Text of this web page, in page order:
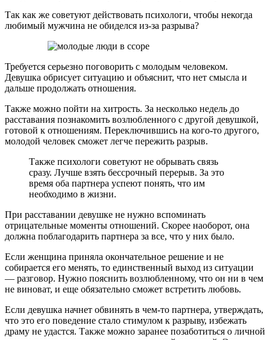
Так как же советуют действовать психологи, чтобы некогда
любимый мужчина не обиделся из-за разрыва?
Требуется серьезно поговорить с молодым человеком.
Девушка обрисует ситуацию и объяснит, что нет смысла и
дальше продолжать отношения.
Также можно пойти на хитрость. За несколько недель до
расставания познакомить возлюбленного с другой девушкой,
готовой к отношениям. Переключившись на кого-то другого,
молодой человек сможет легче пережить разрыв.
Также психологи советуют не обрывать связь
сразу. Лучше взять бессрочный перерыв. За это
время оба партнера успеют понять, что им
необходимо в жизни.
При расставании девушке не нужно вспоминать
отрицательные моменты отношений. Скорее наоборот, она
должна поблагодарить партнера за все, что у них было.
Если женщина приняла окончательное решение и не
собирается его менять, то единственный выход из ситуации
— разговор. Нужно пояснить возлюбленному, что он ни в чем
не виноват, и еще обязательно сможет встретить любовь.
Если девушка начнет обвинять в чем-то партнера, утверждать,
что это его поведение стало стимулом к разрыву, избежать
драму не удастся. Также можно заранее позаботиться о личной